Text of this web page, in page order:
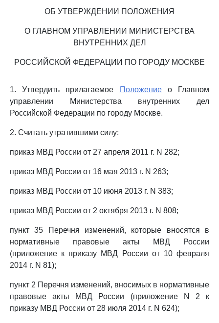
ОБ УТВЕРЖДЕНИИ ПОЛОЖЕНИЯ
О ГЛАВНОМ УПРАВЛЕНИИ МИНИСТЕРСТВА
ВНУТРЕННИХ ДЕЛ
РОССИЙСКОЙ ФЕДЕРАЦИИ ПО ГОРОДУ МОСКВЕ
1. Утвердить прилагаемое Положениео Главном
управлении Министерства внутренних дел
Российской Федерации по городу Москве.
2. Считать утратившими силу:
приказ МВД России от 27 апреля 2011 г. N 282;
приказ МВД России от 16 мая 2013 г. N 263;
приказ МВД России от 10 июня 2013 г. N 383;
приказ МВД России от 2 октября 2013 г. N 808;
пункт 35 Перечня изменений, которые вносятся в
нормативные правовые акты МВД России
(приложение к приказу МВД России от 10 февраля
2014 г. N 81);
пункт 2 Перечня изменений, вносимых в нормативные
правовые акты МВД России (приложение N 2 к
приказу МВД России от 28 июля 2014 г. N 624);